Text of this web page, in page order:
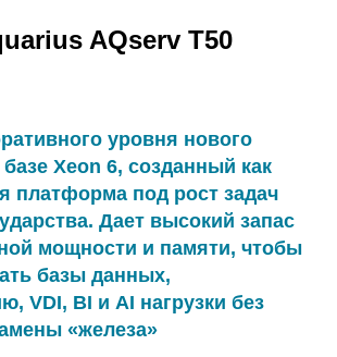
AQserv T50
уровня нового
Xeon 6, созданный как
платформа под рост задач
Дает высокий запас
мощности и памяти, чтобы
базы данных,
VDI, BI и AI нагрузки без
«железа»